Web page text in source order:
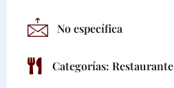
No específica
Categorías:Restaurante